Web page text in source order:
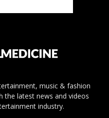
music & fashion
the latest news and videos
industry.